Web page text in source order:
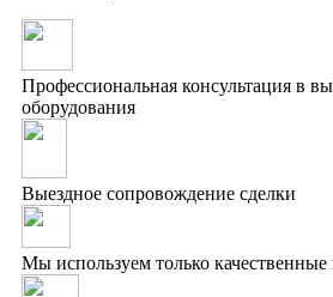
Профессиональная консультация в
оборудования
Выездное сопровождение сделки
Мы используем только